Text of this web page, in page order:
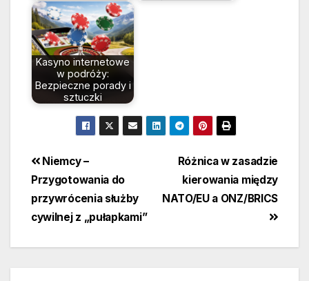
Kasyno internetowe
w podróży:
Bezpieczne porady i
sztuczki
BeitragsnavigationRóżnica w zasadzie
kierowania między
NATO/EU a ONZ/BRICS
Niemcy –
Przygotowania do
przywrócenia służby
cywilnej z „pułapkami”